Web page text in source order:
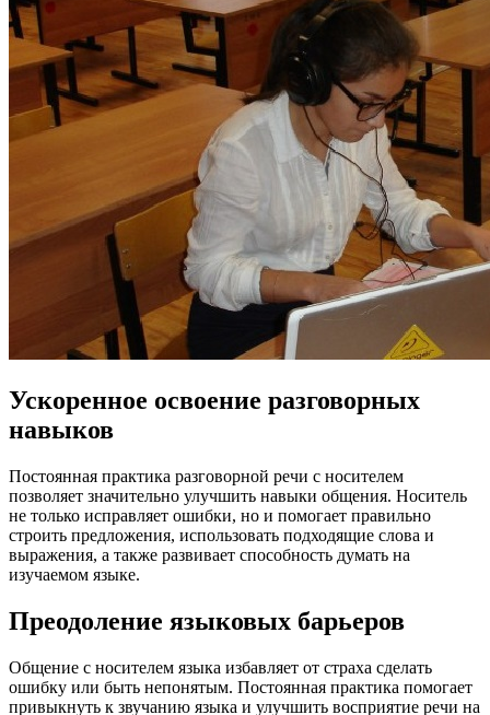
Ускоренное освоение разговорных
навыков
Постоянная практика разговорной речи с носителем
позволяет значительно улучшить навыки общения. Носитель
не только исправляет ошибки, но и помогает правильно
строить предложения, использовать подходящие слова и
выражения, а также развивает способность думать на
изучаемом языке.
Преодоление языковых барьеров
Общение с носителем языка избавляет от страха сделать
ошибку или быть непонятым. Постоянная практика помогает
привыкнуть к звучанию языка и улучшить восприятие речи на